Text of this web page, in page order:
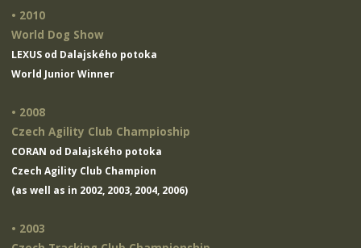
• 2010
World Dog Show
LEXUS od Dalajského potoka
World Junior Winner
• 2008
Czech Agility Club Champioship
CORAN od Dalajského potoka
Czech Agility Club Champion
(as well as in 2002, 2003, 2004, 2006)
• 2003